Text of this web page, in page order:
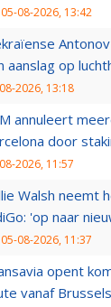
05-08-2026, 13:42
aanslag op
2026, 13:18
annuleert
door
2026, 11:57
Walsh neemt
'op naar
05-08-2026, 11:37
opent
vanaf